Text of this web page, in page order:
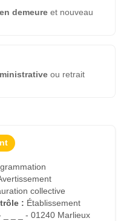
demeure et nouveau
ou retrait
collective
: Établissement
_ _ _ - 01240 Marlieux